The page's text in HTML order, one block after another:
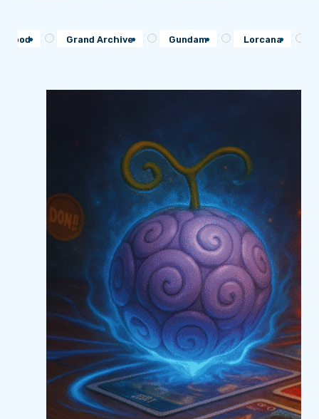
Blood Grand Archive Gundam Lorcana